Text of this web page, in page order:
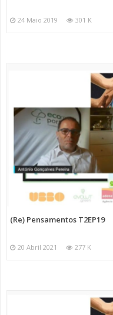
24 Maio 2019 301 K
(Re) Pensamentos T2EP19
20 Abril 2021 277 K